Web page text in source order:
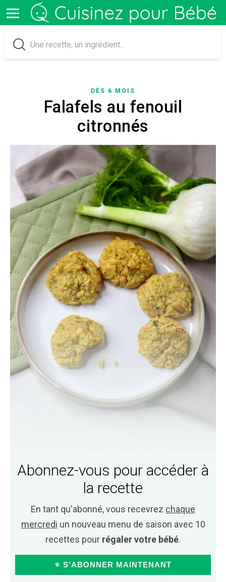
DÈS 6 MOIS
Falafels au fenouil
citronnés
Abonnez-vous pour accéder à
la recette
En tant qu'abonné, vous recevrez chaque
mercredi un nouveau menu de saison avec 10
recettes pour régaler votre bébé.
⭐ S'ABONNER MAINTENANT